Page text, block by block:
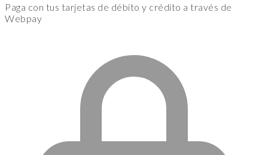
Paga con tus tarjetas de débito y crédito a través de
Webpay